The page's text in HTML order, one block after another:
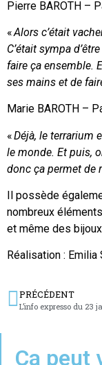
Pierre BAROTH –
«Alors c’était
C’était sympa
faire ça ensemble.
ses mains et de
Marie BAROTH –
«Déjà, le terrarium
le monde. Et puis,
donc ça permet de
Il possède
nombreux
et même des
Réalisation : Emilia
PRÉCÉDENT
L’info expresso du 23
Ça peut